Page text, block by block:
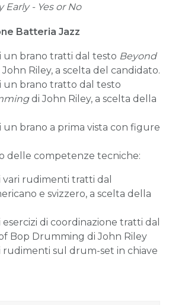
Early- Yes or No
Batteria Jazz
un brano tratti dal testo Beyond
John Riley, a scelta del candidato.
un brano tratto dal testo
di John Riley, a scelta della
un brano a prima vista con figure
delle competenze tecniche:
vari rudimenti tratti dal
e svizzero, a scelta della
di coordinazione tratti dal
Bop Drumming di John Riley
rudimenti sul drum-set in chiave